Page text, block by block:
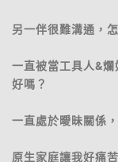
另一伴很難溝通，
一直被當工具人&
好嗎？
一直處於曖昧關係
原生家庭讓我好痛